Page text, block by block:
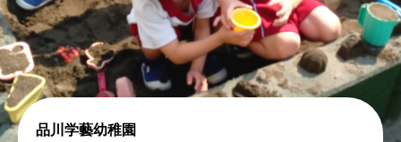
品川学藝幼稚園